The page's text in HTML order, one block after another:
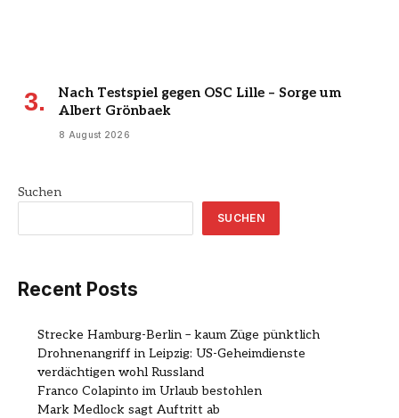
Nach Testspiel gegen OSC Lille – Sorge um
Albert Grönbaek
8 August 2026
Suchen
SUCHEN
Recent Posts
Strecke Hamburg-Berlin – kaum Züge pünktlich
Drohnenangriff in Leipzig: US-Geheimdienste
verdächtigen wohl Russland
Franco Colapinto im Urlaub bestohlen
Mark Medlock sagt Auftritt ab